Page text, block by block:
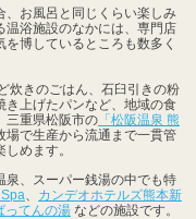
、お風呂と同じくらい楽しみ
温浴施設のなかには、専門店
博しているところも数多く
炊きのごはん、石臼引きの粉
き上げたパンなど、地域の食
三重県松阪市の 「松阪温泉 熊
場で生産から流通まで一貫管
めます。
泉、スーパー銭湯の中でも特
カンデオホテルズ熊本新
ってんの湯 などの施設です。